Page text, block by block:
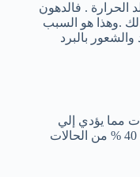
الحرارة . فالدهون
.وهذا هو السبب
بالبرد
مما يؤدي إلي
الشعور بالضعف حيث تتكسر الأنسجة العضلية التي تؤدي إلي الألم . .يمكن أن يشعر الجميع بالضعف ولكن هناك 40 % من الحالات